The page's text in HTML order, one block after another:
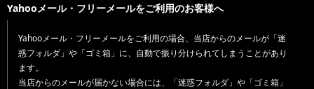
Yahooメール・フリーメールをご利用のお客様へ
Yahooメール・フリーメールをご利用の場合、当店からのメールが「迷
惑フォルダ」や「ゴミ箱」に、自動で振り分けられてしまうことがあり
ます。
当店からのメールが届かない場合には、「迷惑フォルダ」や「ゴミ箱」